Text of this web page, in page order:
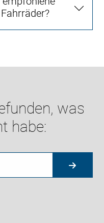
was
habe: